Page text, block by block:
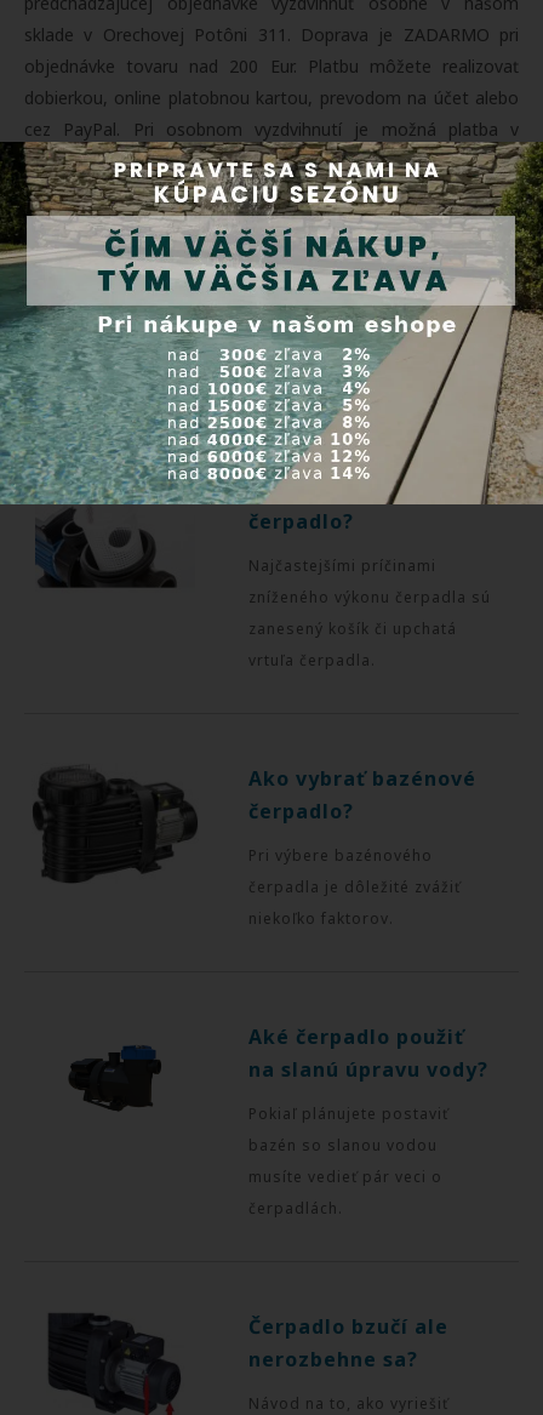
sklade v Orechovej Potôni 311. Doprava je ZADARMO pri
objednávke tovaru nad 200 Eur. Platbu môžete realizovať
dobierkou, online platobnou kartou, prevodom na účet alebo
cez PayPal. Pri osobnom vyzdvihnutí je možná platba v
hotovosti a platobnou kartou.
O termíne dodania Vám ochotne poradíme na tel.
číslach:+421 915 696 394, +421 905 500 955, +421 911 545
479. Detailnejšie informácie o spôsoboch dopravy nájdete v
Obchodné podmienky.
Užitočné rady
Ako vyčistiť bazénové
čerpadlo?
Najčastejšími príčinami
zníženého výkonu čerpadla sú
zanesený košík či upchatá
vrtuľa čerpadla.
Ako vybrať bazénové
čerpadlo?
Pri výbere bazénového
čerpadla je dôležité zvážiť
niekoľko faktorov.
Aké čerpadlo použiť
na slanú úpravu vody?
Pokiaľ plánujete postaviť
bazén so slanou vodou
musíte vedieť pár veci o
čerpadlách.
Čerpadlo bzučí ale
nerozbehne sa?
Návod na to, ako vyriešiť